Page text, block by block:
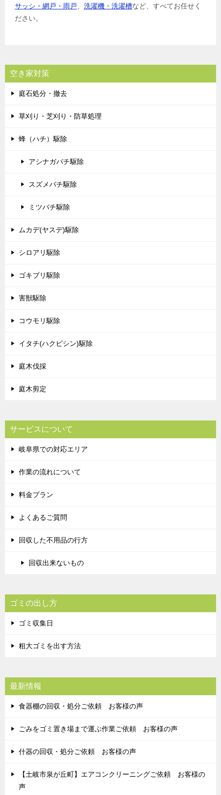
サッシ・網戸・雨戸
洗濯機・洗濯槽など、すべてお任せく
ださい。
空き家対策
庭石処分・撤去
草刈り・芝刈り・防草処理
蜂（ハチ）駆除
アシナガバチ駆除
スズメバチ駆除
ミツバチ駆除
ムカデ(ヤスデ)駆除
シロアリ駆除
ゴキブリ駆除
害獣駆除
コウモリ駆除
イタチ(ハクビシン)駆除
庭木伐採
庭木剪定
サービスについて
岐阜県での対応エリア
作業の流れについて
料金プラン
よくあるご質問
回収した不用品の行方
回収出来ないもの
ゴミの出し方
ゴミ収集日
粗大ゴミを出す方法
最新情報
食器棚の回収・処分ご依頼 お客様の声
ごみをゴミ置き場まで運ぶ作業ご依頼 お客様の声
什器の回収・処分ご依頼 お客様の声
【土岐市泉が丘町】エアコンクリーニングご依頼 お客様の
声